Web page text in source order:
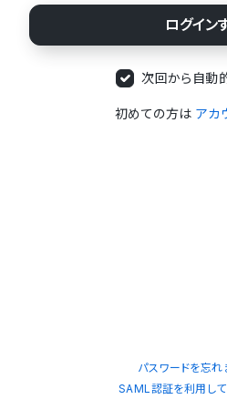
次回から自動
初めての方は アカ
パスワードを忘れ
SAML認証を利用して